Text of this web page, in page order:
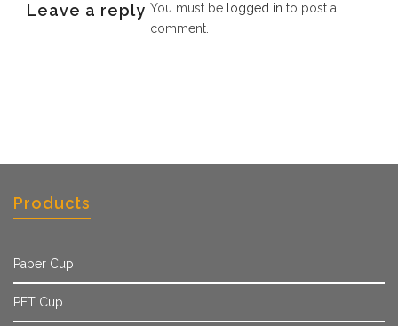
Leave a reply You must be logged in to post a
comment.
Products
Paper Cup
PET Cup